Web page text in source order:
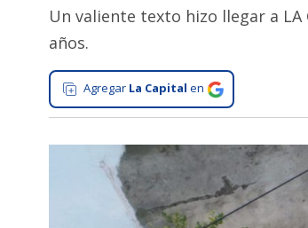
Tecnología
General
Un valiente texto hizo llegar a
años.
Agregar La Capital en